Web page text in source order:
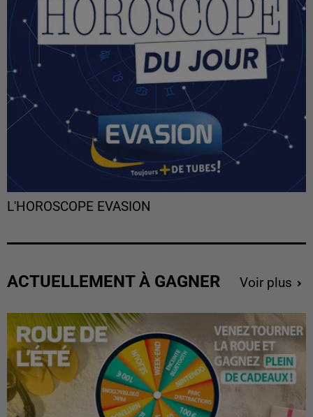
L'HOROSCOPE EVASION
ACTUELLEMENT À GAGNER Voir plus